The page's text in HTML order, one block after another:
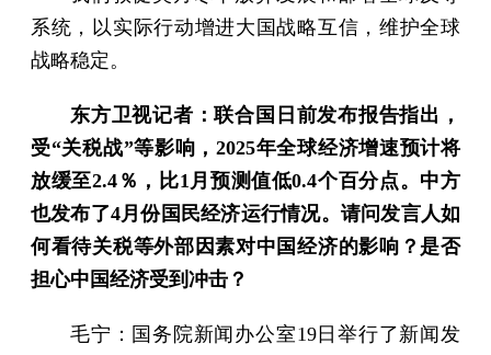
系统，以实际行动增进大国战略互信，维护全球
战略稳定。
东方卫视记者：联合国日前发布报告指出，
受“关税战”等影响，2025年全球经济增速预计将
放缓至2.4％，比1月预测值低0.4个百分点。中方
也发布了4月份国民经济运行情况。请问发言人如
何看待关税等外部因素对中国经济的影响？是否
担心中国经济受到冲击？
毛宁：国务院新闻办公室19日举行了新闻发